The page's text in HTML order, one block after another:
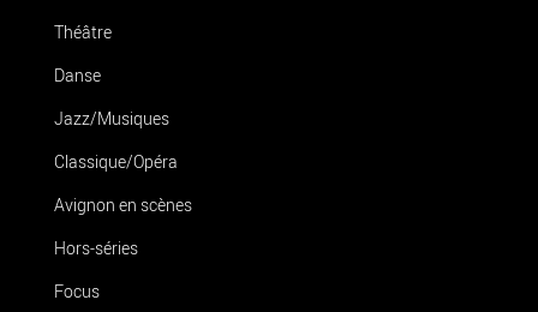
Théâtre
Danse
Jazz/Musiques
Classique/Opéra
Avignon en scènes
Hors-séries
Focus